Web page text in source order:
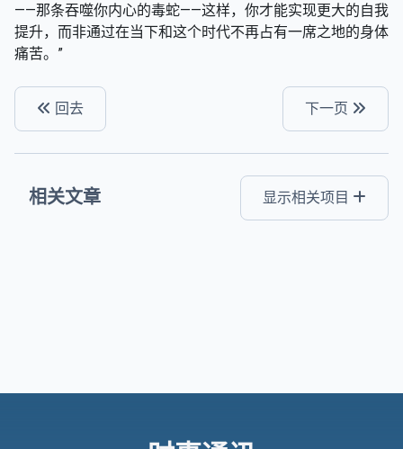
——那条吞噬你内心的毒蛇——这样，你才能实现更大的自我
提升，而非通过在当下和这个时代不再占有一席之地的身体
痛苦。”
回去 下一页
相关文章 显示相关项目